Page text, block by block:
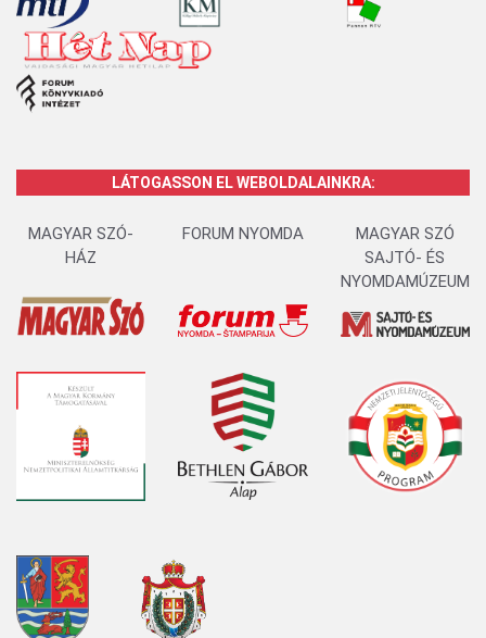
LÁTOGASSON EL WEBOLDALAINKRA:
MAGYAR SZÓ-
HÁZ
FORUM NYOMDA
MAGYAR SZÓ
SAJTÓ- ÉS
NYOMDAMÚZEUM